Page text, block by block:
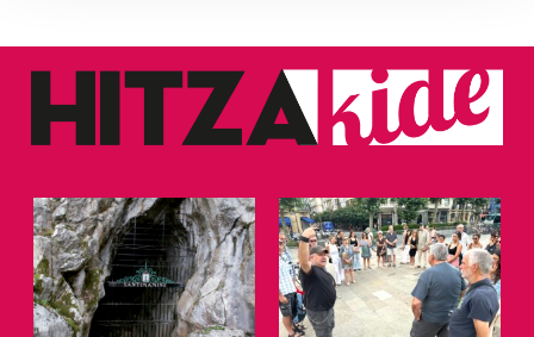
pertsonalizatuak eskaintzeko, iragarkiak eta edukia
neurtzeko, jendeari buruzko informazioa biltzeko eta
produktuak garatzeko. Zure datuak nork eta zertarako
Bazkide batzuek ez dizute baimenik eskatzen, eta beren
interes komertzial legitimoetan babesten dira. Ikusi gure
bazkideen zerrenda, beren ustez zein helburutarako
duten interes legitimoa eta horren aurka nola egin